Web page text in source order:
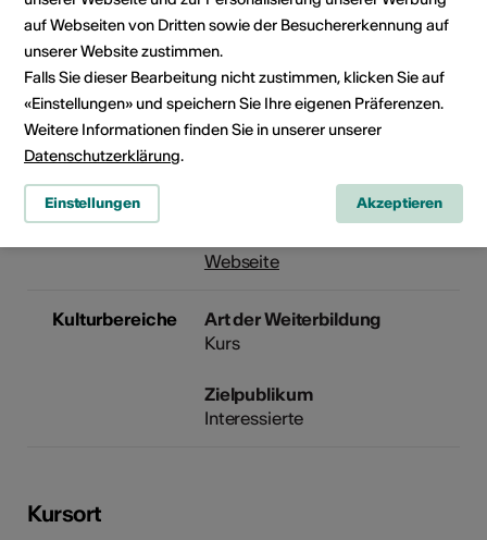
unbegrenzte Fahrten mit der
Hannigalpbahn.
Veranstalter
Kulturverein Grächen
Kulturverein Grächen
c/o Joop Colijn
Telefon +41794315882
Webseite
Kulturbereiche
Art der Weiterbildung
Kurs
Zielpublikum
Interessierte
Kursort
auf Webseiten von Dritten sowie der Besuchererkennung auf
unserer Website zustimmen.
Falls Sie dieser Bearbeitung nicht zustimmen, klicken Sie auf
«Einstellungen» und speichern Sie Ihre eigenen Präferenzen.
Weitere Informationen finden Sie in unserer unserer
Datenschutzerklärung.
Einstellungen Akzeptieren